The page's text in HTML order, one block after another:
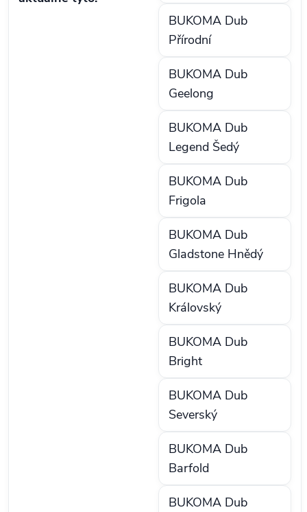
BUKOMA Dub
Přírodní
BUKOMA Dub
Geelong
BUKOMA Dub
Legend Šedý
BUKOMA Dub
Frigola
BUKOMA Dub
Gladstone Hnědý
BUKOMA Dub
Královský
BUKOMA Dub
Bright
BUKOMA Dub
Severský
BUKOMA Dub
Barfold
BUKOMA Dub